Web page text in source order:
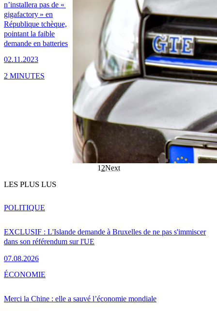
n’installera pas de «
gigafactory » en
République tchèque,
pointant la faible
demande en batteries
02.11.2023
2 MINUTES
1 2Next
LES PLUS LUS
EXCLUSIF : L'Islande demande à Bruxelles de ne pas s'immiscer
dans son référendum sur l'UE
07.08.2026
POLITIQUE
Merci la Chine : elle a sauvé l’économie mondiale
ÉCONOMIE